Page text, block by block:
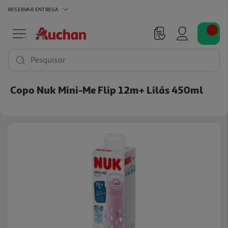
RESERVAR ENTREGA
Pesquisar
Copo Nuk Mini-Me Flip 12m+ Lilás 450ml